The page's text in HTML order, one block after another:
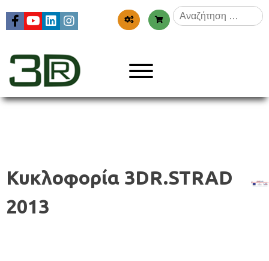
Αναζήτηση
για:
3dr
Κυκλοφορία 3DR.STRAD
2013